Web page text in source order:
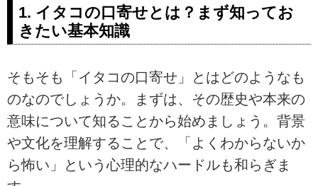
1. イタコの口寄せとは？まず知ってお
きたい基本知識
そもそも「イタコの口寄せ」とはどのようなも
のなのでしょうか。まずは、その歴史や本来の
意味について知ることから始めましょう。背景
や文化を理解することで、「よくわからないか
ら怖い」という心理的なハードルも和らぎま